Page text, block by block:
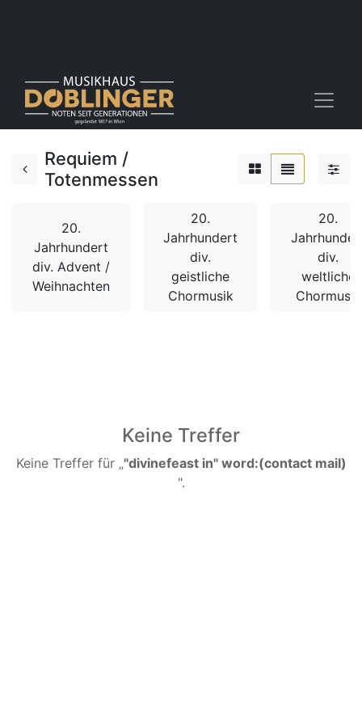
Requiem /
Totenmessen
20.
Jahrhundert
div. Advent /
Weihnachten
20.
Jahrhundert
div.
geistliche
Chormusik
20.
div.
weltliche
Chormusik
Keine Treffer
Keine Treffer für „"divinefeast in" word:(contact mail)
".